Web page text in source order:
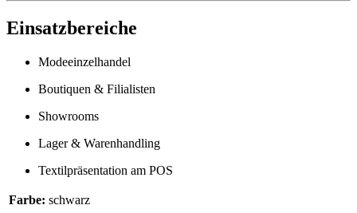
Einsatzbereiche
Modeeinzelhandel
Boutiquen & Filialisten
Showrooms
Lager & Warenhandling
Textilpräsentation am POS
Farbe: schwarz